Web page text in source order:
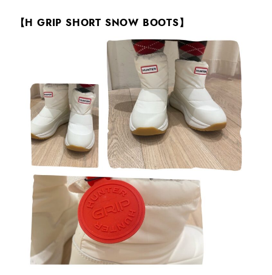
【H GRIP SHORT SNOW BOOTS】